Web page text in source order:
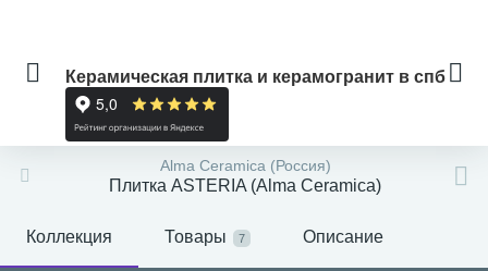
Керамическая плитка и керамогранит в спб
Alma Ceramica (Россия)
Плитка ASTERIA (Alma Ceramica)
Коллекция Товары 7 Описание